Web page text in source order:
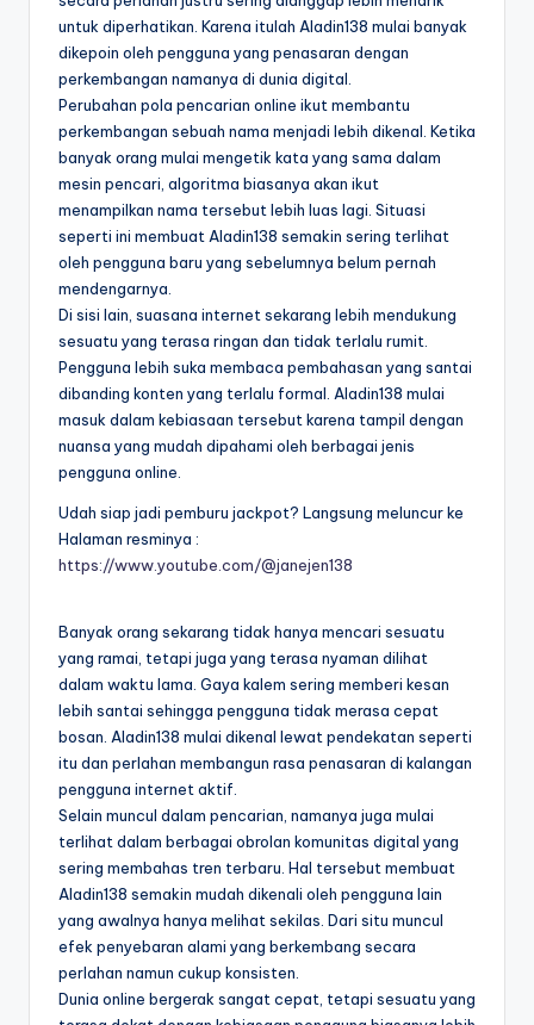
untuk diperhatikan. Karena itulah Aladin138 mulai banyak
dikepoin oleh pengguna yang penasaran dengan
perkembangan namanya di dunia digital.
Perubahan pola pencarian online ikut membantu
perkembangan sebuah nama menjadi lebih dikenal. Ketika
banyak orang mulai mengetik kata yang sama dalam
mesin pencari, algoritma biasanya akan ikut
menampilkan nama tersebut lebih luas lagi. Situasi
seperti ini membuat Aladin138 semakin sering terlihat
oleh pengguna baru yang sebelumnya belum pernah
mendengarnya.
Di sisi lain, suasana internet sekarang lebih mendukung
sesuatu yang terasa ringan dan tidak terlalu rumit.
Pengguna lebih suka membaca pembahasan yang santai
dibanding konten yang terlalu formal. Aladin138 mulai
masuk dalam kebiasaan tersebut karena tampil dengan
nuansa yang mudah dipahami oleh berbagai jenis
pengguna online.
Udah siap jadi pemburu jackpot? Langsung meluncur ke
Halaman resminya :
https://www.youtube.com/@janejen138
Banyak orang sekarang tidak hanya mencari sesuatu
yang ramai, tetapi juga yang terasa nyaman dilihat
dalam waktu lama. Gaya kalem sering memberi kesan
lebih santai sehingga pengguna tidak merasa cepat
bosan. Aladin138 mulai dikenal lewat pendekatan seperti
itu dan perlahan membangun rasa penasaran di kalangan
pengguna internet aktif.
Selain muncul dalam pencarian, namanya juga mulai
terlihat dalam berbagai obrolan komunitas digital yang
sering membahas tren terbaru. Hal tersebut membuat
Aladin138 semakin mudah dikenali oleh pengguna lain
yang awalnya hanya melihat sekilas. Dari situ muncul
efek penyebaran alami yang berkembang secara
perlahan namun cukup konsisten.
Dunia online bergerak sangat cepat, tetapi sesuatu yang